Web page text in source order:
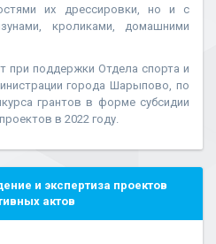
их дрессировки, но и с
кроликами, домашними
при поддержки Отдела спорта и
города Шарыпово, по
грантов в форме субсидии
в 2022 году.
и экспертиза проектов
актов